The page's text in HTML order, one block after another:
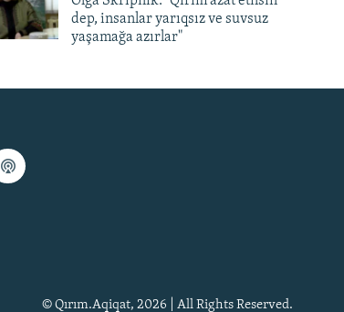
dep, insanlar yarıqsız ve suvsuz
yaşamağa azırlar"
© Qırım.Aqiqat, 2026 | All Rights Reserved.